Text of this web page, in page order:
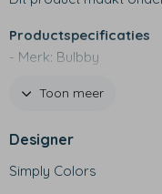
Productspecificaties
- Merk: Bulbby
- 600 D materiaal
- Twee vakjes aan de
met rits
Toon meer
Designer
Simply Colors